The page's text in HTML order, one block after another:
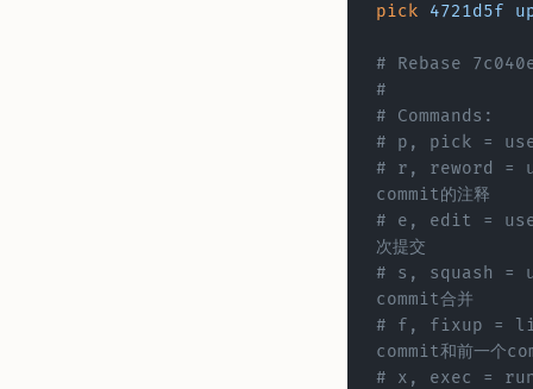
pick 4721d5f
# Rebase
#
# Commands:
# r, reword =
commit的注释
# e, edit = use
次提交
# s, squash = use
commit合并
# f, fixup =
commit和前一个
# x, exec =